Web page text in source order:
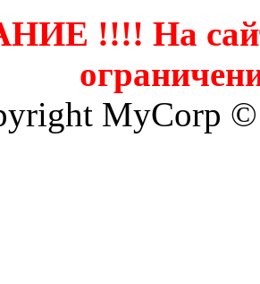
!!!! На
MyCorp